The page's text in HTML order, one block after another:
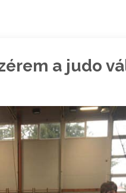
a judo